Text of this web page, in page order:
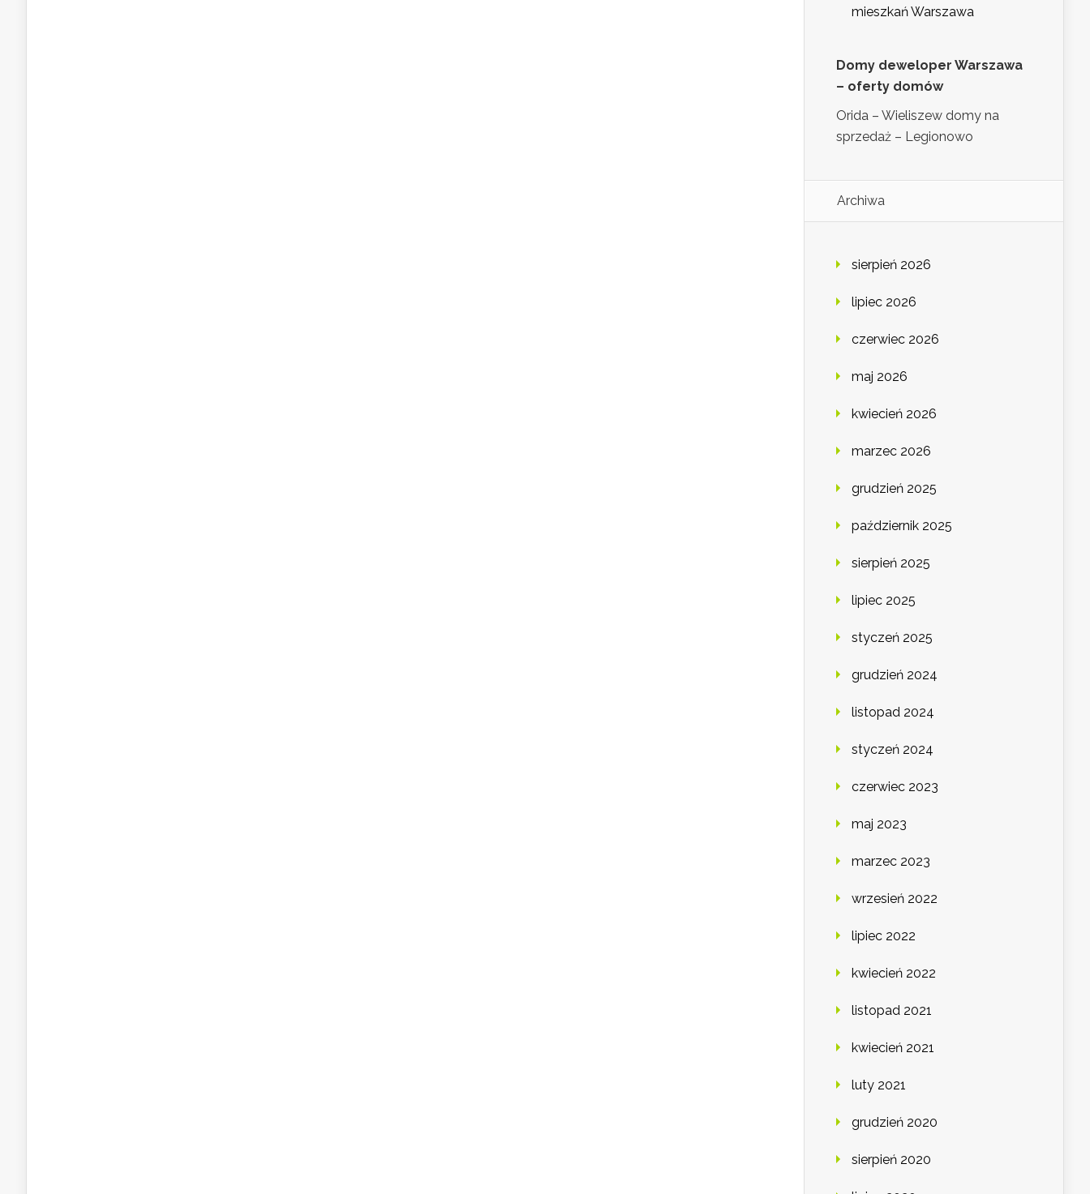
mieszkań Warszawa
Domy deweloper Warszawa
– oferty domów
Orida – Wieliszew domy na
sprzedaż – Legionowo
Archiwa
sierpień 2026
lipiec 2026
czerwiec 2026
maj 2026
kwiecień 2026
marzec 2026
grudzień 2025
październik 2025
sierpień 2025
lipiec 2025
styczeń 2025
grudzień 2024
listopad 2024
styczeń 2024
czerwiec 2023
maj 2023
marzec 2023
wrzesień 2022
lipiec 2022
kwiecień 2022
listopad 2021
kwiecień 2021
luty 2021
grudzień 2020
sierpień 2020